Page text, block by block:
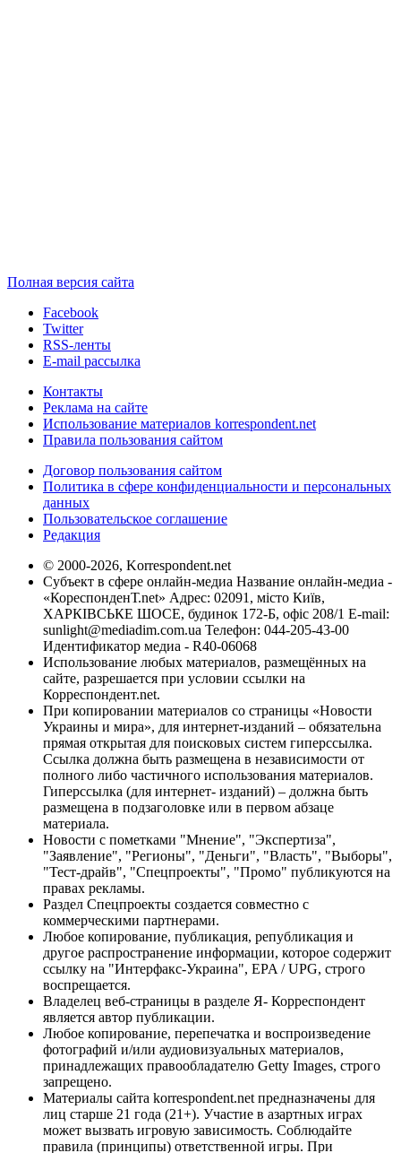
Полная версия сайта
Facebook
Twitter
RSS-ленты
E-mail рассылка
Контакты
Реклама на сайте
Использование материалов korrespondent.net
Правила пользования сайтом
Договор пользования сайтом
Политика в сфере конфиденциальности и персональных
данных
Пользовательское соглашение
Редакция
© 2000-2026, Korrespondent.net
Субъект в сфере онлайн-медиа Название онлайн-медиа -
«КореспонденТ.net» Адрес: 02091, місто Київ,
ХАРКІВСЬКЕ ШОСЕ, будинок 172-Б, офіс 208/1 E-mail:
sunlight@mediadim.com.ua Телефон: 044-205-43-00
Идентификатор медиа - R40-06068
Использование любых материалов, размещённых на
сайте, разрешается при условии ссылки на
Корреспондент.net.
При копировании материалов со страницы «Новости
Украины и мира», для интернет-изданий – обязательна
прямая открытая для поисковых систем гиперссылка.
Ссылка должна быть размещена в независимости от
полного либо частичного использования материалов.
Гиперссылка (для интернет- изданий) – должна быть
размещена в подзаголовке или в первом абзаце
материала.
Новости с пометками "Мнение", "Экспертиза",
"Заявление", "Регионы", "Деньги", "Власть", "Выборы",
"Тест-драйв", "Спецпроекты", "Промо" публикуются на
правах рекламы.
Раздел Спецпроекты создается совместно с
коммерческими партнерами.
Любое копирование, публикация, републикация и
другое распространение информации, которое содержит
ссылку на "Интерфакс-Украина", EPA / UPG, строго
воспрещается.
Владелец веб-страницы в разделе Я- Корреспондент
является автор публикации.
Любое копирование, перепечатка и воспроизведение
фотографий и/или аудиовизуальных материалов,
принадлежащих правообладателю Getty Images, строго
запрещено.
Материалы сайта korrespondent.net предназначены для
лиц старше 21 года (21+). Участие в азартных играх
может вызвать игровую зависимость. Соблюдайте
правила (принципы) ответственной игры. При